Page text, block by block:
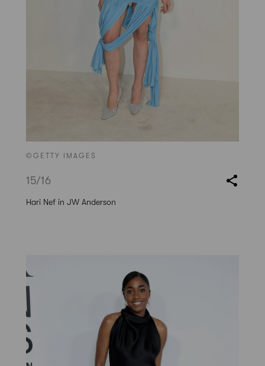
©GETTY IMAGES
15/16
Hari Nef in JW Anderson